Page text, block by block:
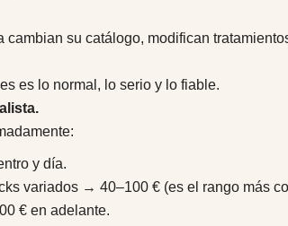
cambian su catálogo, modifican
es lo normal, lo serio y lo fiable.
y día.
variados → 40–100 € (es el rango más
€ en adelante.